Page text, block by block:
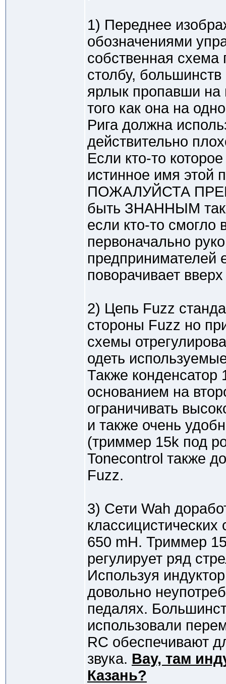
1) Переднее
обозначениями
собственная схема
столбу,
ярлык пропавши на
того как она на
Рига должна
действительно
Если кто-то
истинное имя этой
ПОЖАЛУЙСТА
быть ЗНАННЫМ
если кто-то смогло
первоначально
предпринимателей
поворачивает
2) Цепь Fuzz
стороны Fuzz но
схемы
одеть
Также
основанием на
ограничивать
и также очень
(триммер 15k под
Tonecontrol также
Fuzz.
3) Сети Wah
классицистических
650 mH. Триммер
регулирует ряд
Используя
довольно
педалях.
использовали
RC обеспечивают
звука. Bay, там
Казань?